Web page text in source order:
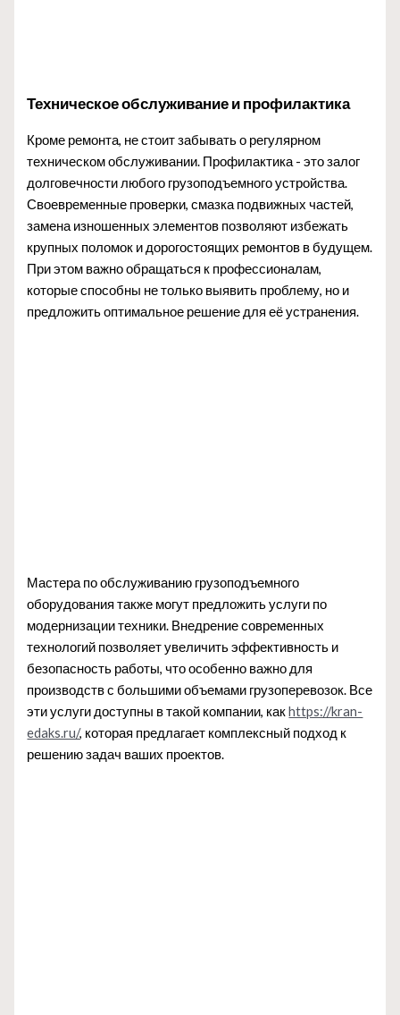
Техническое обслуживание и профилактика
Кроме ремонта, не стоит забывать о регулярном
техническом обслуживании. Профилактика - это залог
долговечности любого грузоподъемного устройства.
Своевременные проверки, смазка подвижных частей,
замена изношенных элементов позволяют избежать
крупных поломок и дорогостоящих ремонтов в будущем.
При этом важно обращаться к профессионалам,
которые способны не только выявить проблему, но и
предложить оптимальное решение для её устранения.
Мастера по обслуживанию грузоподъемного
оборудования также могут предложить услуги по
модернизации техники. Внедрение современных
технологий позволяет увеличить эффективность и
безопасность работы, что особенно важно для
производств с большими объемами грузоперевозок. Все
эти услуги доступны в такой компании, какhttps://kran-
edaks.ru/, которая предлагает комплексный подход к
решению задач ваших проектов.